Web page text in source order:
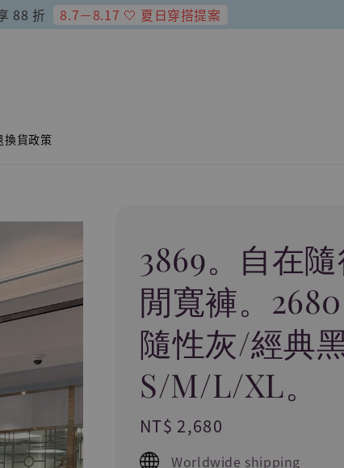
88 折 8.7－8.17 🤍 夏日穿搭提案
換貨政策
3869。自在
閒寬褲。
隨性灰/經典
S/M/L/XL。
Regular
price
NT$ 2,680
Worldwide shipping